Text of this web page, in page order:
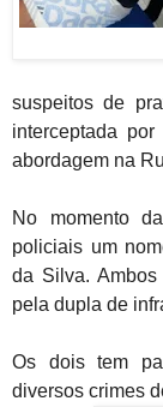
suspeitos de
interceptada
abordagem na
No momento
policiais um
da Silva.
pela dupla de
Os dois tem
diversos crimes